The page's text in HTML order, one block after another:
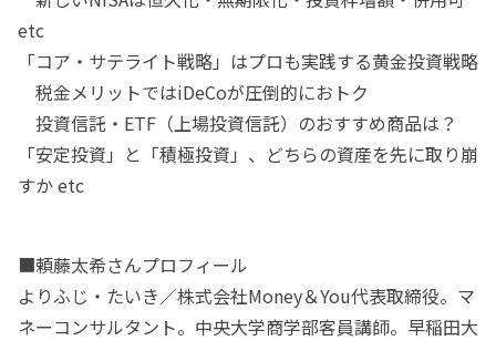
etc
「コア・サテライト戦略」はプロも実践する黄金投資戦略
税金メリットではiDeCoが圧倒的におトク
投資信託・ETF（上場投資信託）のおすすめ商品は？
「安定投資」と「積極投資」、どちらの資産を先に取り崩
すか etc
■頼藤太希さんプロフィール
よりふじ・たいき／株式会社Money＆You代表取締役。マ
ネーコンサルタント。中央大学商学部客員講師。早稲田大